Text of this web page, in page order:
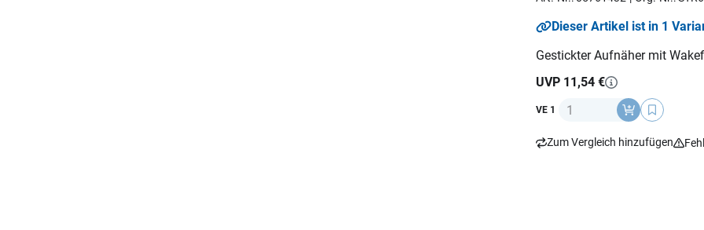
Dieser Artikel ist in 1
Gestickter Aufnäher mit
UVP 11,54 €
VE 1 Anzahl
Zum Vergleich hinzufügen